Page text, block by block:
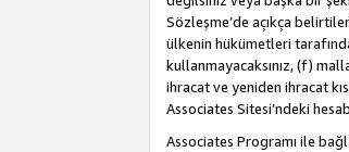
Sözleşme’de açıkça
ülkenin hükümetleri
kullanmayacaksınız, (f)
ihracat ve yeniden ihracat
Associates Sitesi’ndeki
Associates Programı ile